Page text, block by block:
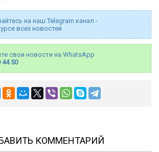
на наш Telegram канал -
всех новостей
свои новости на WhatsApp
44 50
КОММЕНТАРИЙ